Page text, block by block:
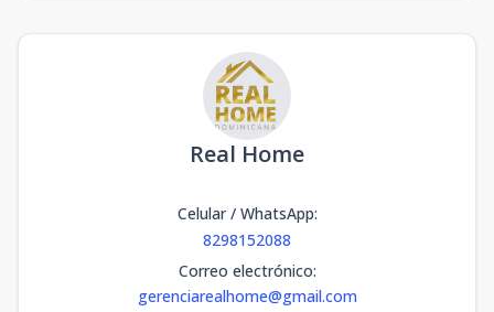
Real Home
Celular / WhatsApp:
8298152088
Correo electrónico:
gerenciarealhome@gmail.com